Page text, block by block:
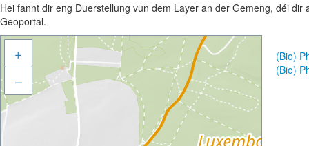
Hei fannt dir eng Duerstellung vun dem Layer an der Gemeng, déi
Geoportal.
+
–
(Bio)
(Bio)